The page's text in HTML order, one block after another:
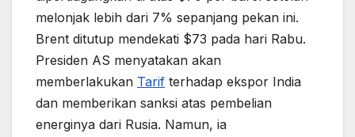
melonjak lebih dari 7% sepanjang pekan ini.
Brent ditutup mendekati $73 pada hari Rabu.
Presiden AS menyatakan akan
memberlakukan Tarif terhadap ekspor India
dan memberikan sanksi atas pembelian
energinya dari Rusia. Namun, ia